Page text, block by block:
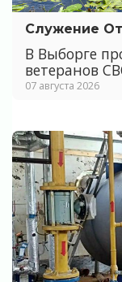
Служение
В Выборге
ветеранов
07 августа 2026